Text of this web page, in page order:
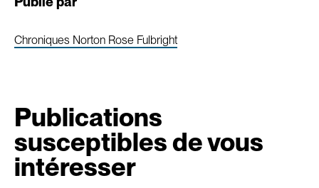
Chroniques Norton Rose Fulbright
Publications
susceptibles de vous
intéresser